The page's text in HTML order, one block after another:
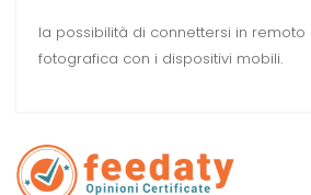
la possibilità di connettersi in
fotografica con i dispositivi mobili.